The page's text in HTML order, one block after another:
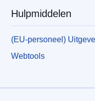
Hulpmiddelen
(EU-personeel)
Webtools